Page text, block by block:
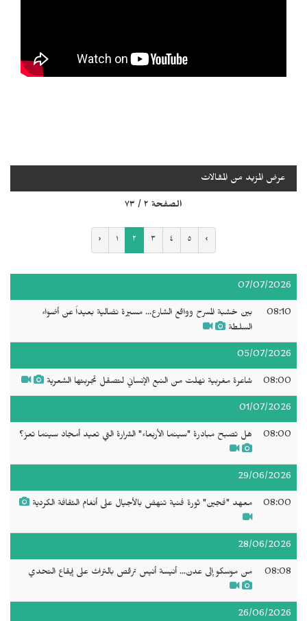
عرض المزيد من المقالات
الصفحة ٢ / ٧٣
‹ ١ ٢ ٣ ٤ ٥ ›
07/07/2026
08:10
بين خشبة المسرح وواقع الشارع... مسيرة نضالية بعيداً عن أضواء
السلطة
05/07/2026
08:00 شاعرة مغربية نهلت من النبع الإنساني لتصقل تجربتها الشعرية
01/07/2026
08:00 هل تصبح مبادرة "سينما الأربعاء" الشرارة التي تعيد أمجاد سينما تعز؟
29/06/2026
08:00 معهد "فجين" ثورة فنية تنهض بالأجيال على أنغام الثقافة الكردية
28/06/2026
08:08 من موسكو إلى عدن... أنيسة أنيس ترقص بالتراث على إيقاع التحدي
26/06/2026